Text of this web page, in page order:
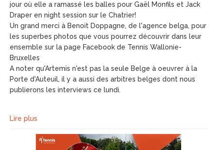
jour où elle a ramassé les balles pour Gaël Monfils et Jack
Draper en night session sur le Chatrier!
Un grand merci à Benoit Doppagne, de l'agence belga, pour
les superbes photos que vous pourrez découvrir dans leur
ensemble sur la page Facebook de Tennis Wallonie-
Bruxelles
A noter qu'Artemis n'est pas la seule Belge à oeuvrer à la
Porte d'Auteuil, il y a aussi des arbitres belges dont nous
publierons les interviews ce lundi.
Lire plus